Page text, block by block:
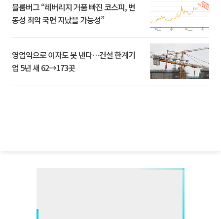
블룸버그 “레버리지 거품 빠진 코스피, 변
동성 최악 국면 지났을 가능성”
영업익으로 이자도 못 낸다…건설 한계기
업 5년 새 62→173곳